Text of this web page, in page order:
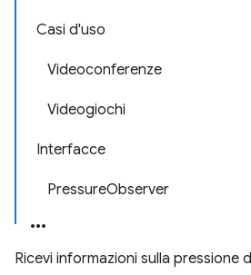
Casi d'uso
Videoconferenze
Videogiochi
Interfacce
PressureObserver
Ricevi informazioni sulla pressione